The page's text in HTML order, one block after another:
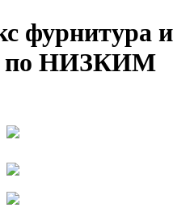
фурнитура и
по НИЗКИМ